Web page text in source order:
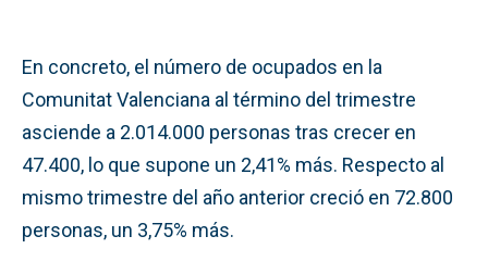
En concreto, el número de ocupados en la
Comunitat Valenciana al término del trimestre
asciende a 2.014.000 personas tras crecer en
47.400, lo que supone un 2,41% más. Respecto al
mismo trimestre del año anterior creció en 72.800
personas, un 3,75% más.